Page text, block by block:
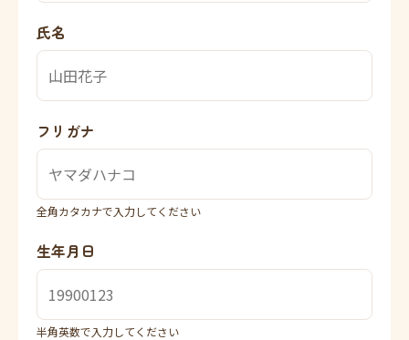
氏名
フリガナ
全角カタカナで入力してください
生年月日
半角英数で入力してください